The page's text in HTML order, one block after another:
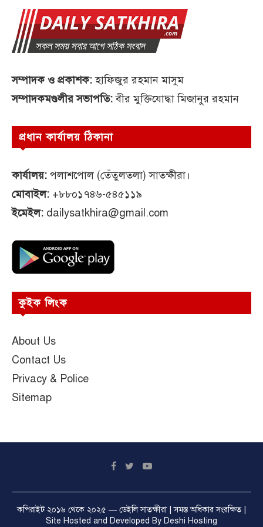
সম্পাদক ও প্রকাশক:হাফিজুর রহমান মাসুম
সম্পাদকমণ্ডলীর সভাপতি:বীর মুক্তিযোদ্ধা মিজানুর রহমান
প্রধান কার্যালয় ঠিকানা
কার্যালয়: পলাশপোল (তেঁতুলতলা) সাতক্ষীরা।
মোবাইল: +৮৮০১৭৪৬-৫৪৫১১৯
ইমেইল: dailysatkhira@gmail.com
কুইক লিংক
About Us
Contact Us
Privacy & Police
Sitemap
কপিরাইট ২০১৬ থেকে ২০২৫ — ডেইলি সাতক্ষীরা| সমস্ত অধিকার সংরক্ষিত |
Site Hosted and Developed By Deshi Hosting